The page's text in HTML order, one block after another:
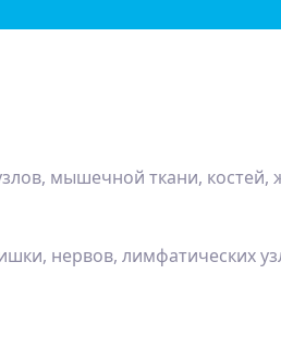
мышечной ткани, костей,
нервов, лимфатических